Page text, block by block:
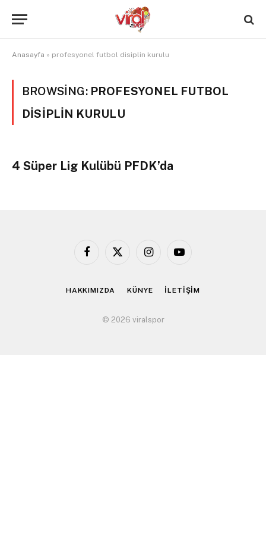
Anasayfa » profesyonel futbol disiplin kurulu
BROWSING: PROFESYONEL FUTBOL
DISIPLIN KURULU
4 Süper Lig Kulübü PFDK’da
Facebook
X
InstagramYouTube
HAKKIMIZDA KÜNYE İLETİŞİM
© 2026 viralspor